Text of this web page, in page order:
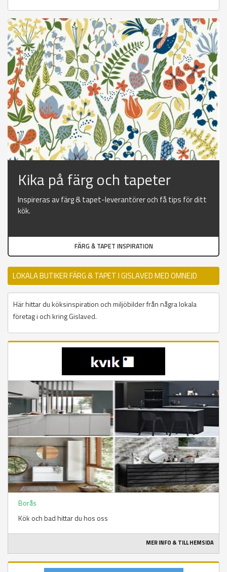
Kika på färg och tapeter
Inspireras av färg & tapet-leverantörer och få tips för ditt
kök.
FÄRG & TAPET INSPIRATION
LOKALA BUTIKER FÄRG & TAPET I GISLAVED MED OMNEJD
Här hittar du köksinspiration och miljöbilder från några lokala
företag i och kring Gislaved.
Borås
Kök och bad hittar du hos oss
MER INFO & TILL HEMSIDA